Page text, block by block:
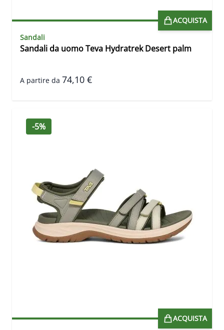
ACQUISTA
Sandali
Sandali da uomo Teva Hydratrek Desert palm
A partire da 74,10 €
-5%
ACQUISTA